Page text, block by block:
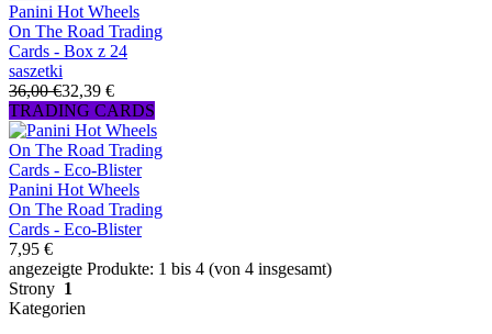
Panini Hot Wheels
On The Road Trading
Cards - Box z 24
saszetki
36,00 €32,39 €
TRADING CARDS
Panini Hot Wheels
On The Road Trading
Cards - Eco-Blister
7,95 €
angezeigte Produkte: 1 bis 4 (von 4 insgesamt)
Strony 1
Kategorien